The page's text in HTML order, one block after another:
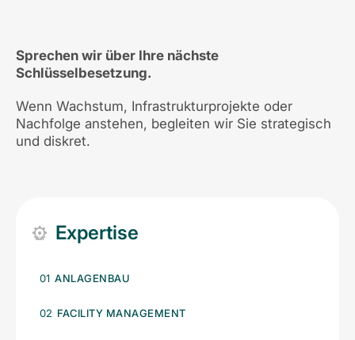
Expertise
01 ANLAGENBAU
02 FACILITY MANAGEMENT
Sprechen wir über Ihre nächste
Schlüsselbesetzung.
Wenn Wachstum, Infrastrukturprojekte oder
Nachfolge anstehen, begleiten wir Sie strategisch
und diskret.